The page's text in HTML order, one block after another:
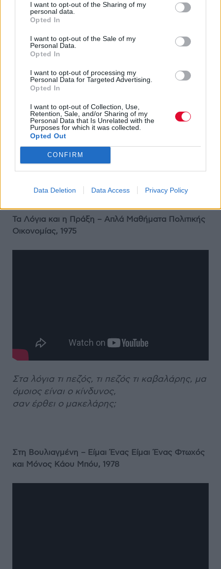
I want to opt-out of the Sharing of my
personal data.
Opted In
I want to opt-out of the Sale of my
Personal Data.
Opted In
I want to opt-out of processing my
Personal Data for Targeted Advertising.
Opted In
I want to opt-out of Collection, Use,
Retention, Sale, and/or Sharing of my
Personal Data that Is Unrelated with the
Purposes for which it was collected.
Opted Out
CONFIRM
Data Deletion Data Access Privacy Policy
Ο Κύκλος (το δισκοπωλείο) ήταν στην
Καραγιώργη Σερβίας(…) Παραμονή
Χριστουγέννων. Γινόταν πάντα οι
μεγαλύτερες πωλήσεις δίσκων του χρόνου.
(…) Εκείνη την ημέρα, μου είπε η Μιράντα (η
πωλήτρια), πούλησε 1000 κομμάτια ο δίσκος.
Τα Λόγια και η Πράξη – Απλά Μαθήματα Πολιτικής
Οικονομίας, 1975
Στα λόγια τι πεζός, τι πεζός τι καβαλάρης, μα
όμοιος είναι ο κίνδυνος,
σαν έρθει ο μακελάρης;
Στη Βουλιαγμένη – Είμαι Ένας Είμαι Ένας Φτωχός
και Μόνος Κάου Μπόυ, 1978